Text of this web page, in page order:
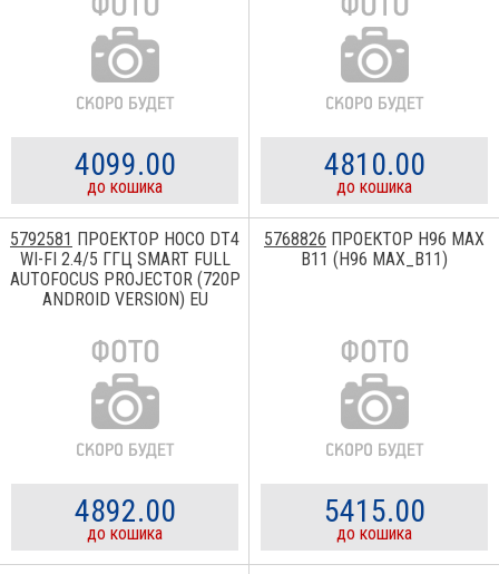
4099.00
до кошика
4810.00
до кошика
5792581 ПРОЕКТОР HOCO DT4
WI-FI 2.4/5 ГГЦ SMART FULL
AUTOFOCUS PROJECTOR (720P
ANDROID VERSION) EU
4892.00
до кошика
5768826 ПРОЕКТОР H96 MAX
B11 (H96 MAX_B11)
5415.00
до кошика